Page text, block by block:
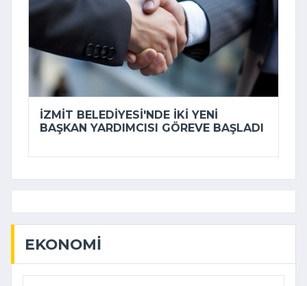
İZMIT BELEDIYESI'NDE IKI YENI
BAŞKAN YARDIMCISI GÖREVE BAŞLADI
EKONOMI